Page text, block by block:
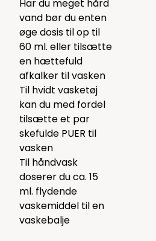
Har du meget hård
vand bør du enten
øge dosis til op til
60 ml. eller tilsætte
en hættefuld
afkalker til vasken
Til hvidt vasketøj
kan du med fordel
tilsætte et par
skefulde PUER til
vasken
Til håndvask
doserer du ca. 15
ml. flydende
vaskemiddel til en
vaskebalje